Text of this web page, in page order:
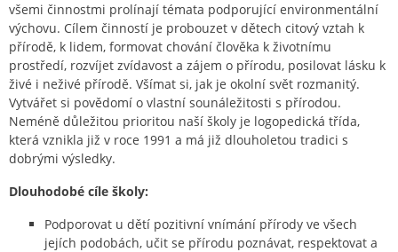
všemi činnostmi prolínají témata podporující environmentální
výchovu. Cílem činností je probouzet v dětech citový vztah k
přírodě, k lidem, formovat chování člověka k životnímu
prostředí, rozvíjet zvídavost a zájem o přírodu, posilovat lásku k
živé i neživé přírodě. Všímat si, jak je okolní svět rozmanitý.
Vytvářet si povědomí o vlastní sounáležitosti s přírodou.
Neméně důležitou prioritou naší školy je logopedická třída,
která vznikla již v roce 1991 a má již dlouholetou tradici s
dobrými výsledky.
Dlouhodobé cíle školy:
Podporovat u dětí pozitivní vnímání přírody ve všech
jejích podobách, učit se přírodu poznávat, respektovat a